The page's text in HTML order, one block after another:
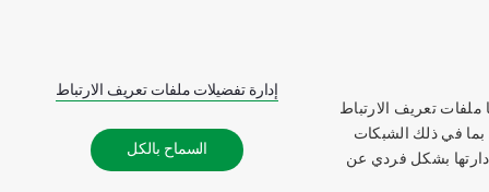
ملفات تعريف الارتباط
بما في ذلك الشبكات
بشكل فردي عن
إدارة تفضيلات ملفات تعريف الارتباط
السماح بالكل